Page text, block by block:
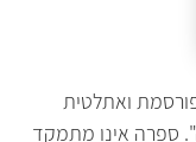
ואתלטית
ספרה אינו מתמקד